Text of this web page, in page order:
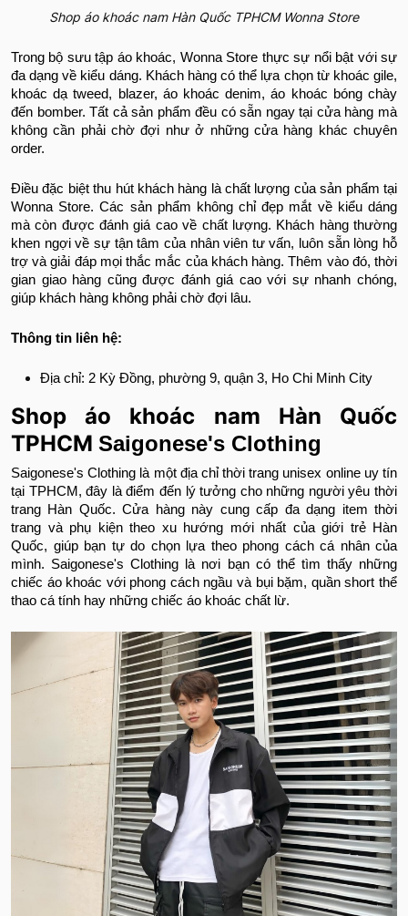
Shop áo khoác nam Hàn Quốc TPHCM Wonna Store
Trong bộ sưu tập áo khoác, Wonna Store thực sự nổi bật với sự
đa dạng về kiểu dáng. Khách hàng có thể lựa chọn từ khoác gile,
khoác dạ tweed, blazer, áo khoác denim, áo khoác bóng chày
đến bomber. Tất cả sản phẩm đều có sẵn ngay tại cửa hàng mà
không cần phải chờ đợi như ở những cửa hàng khác chuyên
order.
Điều đặc biệt thu hút khách hàng là chất lượng của sản phẩm tại
Wonna Store. Các sản phẩm không chỉ đẹp mắt về kiểu dáng
mà còn được đánh giá cao về chất lượng. Khách hàng thường
khen ngợi về sự tận tâm của nhân viên tư vấn, luôn sẵn lòng hỗ
trợ và giải đáp mọi thắc mắc của khách hàng. Thêm vào đó, thời
gian giao hàng cũng được đánh giá cao với sự nhanh chóng,
giúp khách hàng không phải chờ đợi lâu.
Thông tin liên hệ:
Địa chỉ: 2 Kỳ Đồng, phường 9, quận 3, Ho Chi Minh City
Shop áo khoác nam Hàn Quốc
TPHCM Saigonese's Clothing
Saigonese's Clothing là một địa chỉ thời trang unisex online uy tín
tại TPHCM, đây là điểm đến lý tưởng cho những người yêu thời
trang Hàn Quốc. Cửa hàng này cung cấp đa dạng item thời
trang và phụ kiện theo xu hướng mới nhất của giới trẻ Hàn
Quốc, giúp bạn tự do chọn lựa theo phong cách cá nhân của
mình. Saigonese's Clothing là nơi bạn có thể tìm thấy những
chiếc áo khoác với phong cách ngầu và bụi bặm, quần short thể
thao cá tính hay những chiếc áo khoác chất lừ.